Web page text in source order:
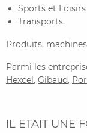
Sports et Loisirs
Transports.
Produits,
Parmi les
Hexcel, Gibaud,
IL ETAIT UNE